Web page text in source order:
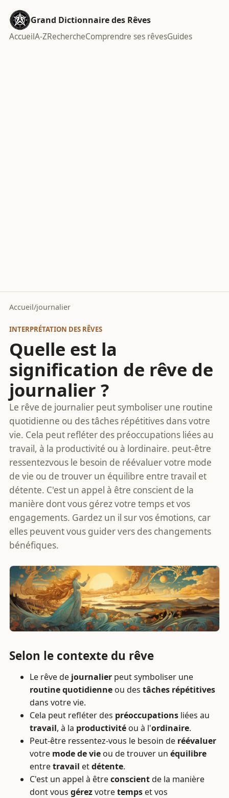
Grand Dictionnaire des Rêves
AccueilA-ZRechercheComprendre ses rêvesGuides
Accueil/journalier
INTERPRÉTATION DES RÊVES
Quelle est la
signification de rêve de
journalier ?
Le rêve de journalier peut symboliser une routine
quotidienne ou des tâches répétitives dans votre
vie. Cela peut refléter des préoccupations liées au
travail, à la productivité ou à lordinaire. peut-être
ressentezvous le besoin de réévaluer votre mode
de vie ou de trouver un équilibre entre travail et
détente. C'est un appel à être conscient de la
manière dont vous gérez votre temps et vos
engagements. Gardez un il sur vos émotions, car
elles peuvent vous guider vers des changements
bénéfiques.
Selon le contexte du rêve
Le rêve de journalier peut symboliser une
routine quotidienne ou des tâches répétitives
dans votre vie.
Cela peut refléter des préoccupations liées au
travail, à la productivité ou à l'ordinaire.
Peut-être ressentez-vous le besoin de réévaluer
votre mode de vie ou de trouver un équilibre
entretravail etdétente.
C'est un appel à êtreconscientde la manière
dont vous gérezvotretemps et vos